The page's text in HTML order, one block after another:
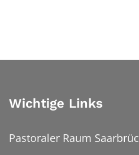
Wichtige Links
Pastoraler Raum